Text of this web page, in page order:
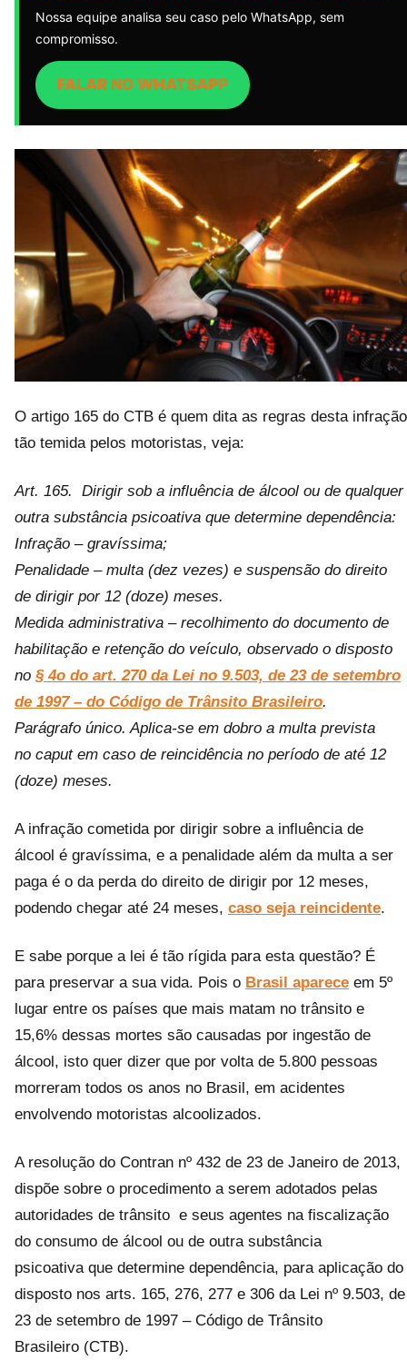
Nossa equipe analisa seu caso pelo WhatsApp, sem
compromisso.
FALAR NO WHATSAPP
O artigo 165 do CTB é quem dita as regras desta infração
tão temida pelos motoristas, veja:
Art. 165. Dirigir sob a influência de álcool ou de qualquer
outra substância psicoativa que determine dependência:
Infração – gravíssima;
Penalidade – multa (dez vezes) e suspensão do direito
de dirigir por 12 (doze) meses.
Medida administrativa – recolhimento do documento de
habilitação e retenção do veículo, observado o disposto
no§ 4o do art. 270 da Lei no 9.503, de 23 de setembro
de 1997 – do Código de Trânsito Brasileiro.
Parágrafo único. Aplica-se em dobro a multa prevista
no caput em caso de reincidência no período de até 12
(doze) meses.
A infração cometida por dirigir sobre a influência de
álcool é gravíssima, e a penalidade além da multa a ser
paga é o da perda do direito de dirigir por 12 meses,
podendo chegar até 24 meses, caso seja reincidente.
E sabe porque a lei é tão rígida para esta questão? É
para preservar a sua vida. Pois o Brasil aparece em 5º
lugar entre os países que mais matam no trânsito e
15,6% dessas mortes são causadas por ingestão de
álcool, isto quer dizer que por volta de 5.800 pessoas
morreram todos os anos no Brasil, em acidentes
envolvendo motoristas alcoolizados.
A resolução do Contran nº 432 de 23 de Janeiro de 2013,
dispõe sobre o procedimento a serem adotados pelas
autoridades de trânsito e seus agentes na fiscalização
do consumo de álcool ou de outra substância
psicoativa que determine dependência, para aplicação do
disposto nos arts. 165, 276, 277 e 306 da Lei nº 9.503, de
23 de setembro de 1997 – Código de Trânsito
Brasileiro (CTB).